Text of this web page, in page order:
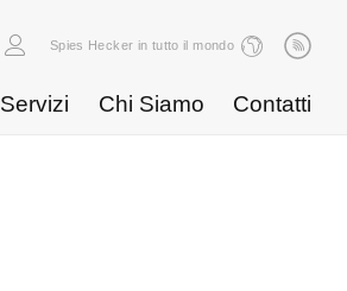
Spies Hecker in tutto il mondo
Servizi Chi Siamo Contatti